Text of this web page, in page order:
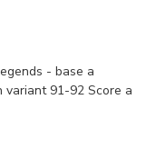
- base a
variant 91-92 Score a